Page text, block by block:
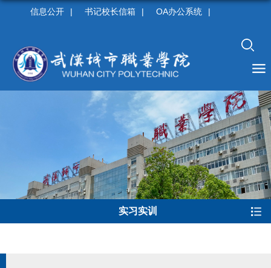
信息公开 | 书记校长信箱 | OA办公系统 |
实习实训